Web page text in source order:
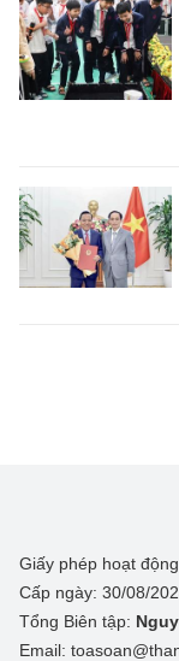
Giấy phép hoạt
Cấp ngày: 30/08/
Tổng Biên tập:
Email: